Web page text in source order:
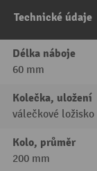
Technické údaje
Délka náboje
60 mm
Kolečka, uložení
válečkové ložisko
Kolo, průměr
200 mm